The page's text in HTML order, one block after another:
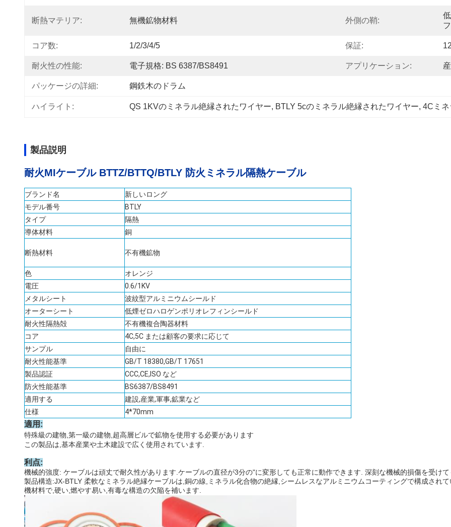
断熱マテリア: 無機鉱物材料 外側の鞘:
コア数: 1/2/3/4/5 保証:
耐火性の性能: 電子規格: BS 6387/BS8491 アプリケーション:
パッケージの詳細: 鋼鉄木のドラム
ハイライト: QS 1KVのミネラル絶縁されたワイヤー, BTLY 5cのミネラル絶縁されたワイヤー, 4Cミ
製品説明
耐火MIケーブル BTTZ/BTTQ/BTLY 防火ミネラル隔熱ケーブル
ブランド名
新しいロング
モデル番号
BTLY
タイプ
隔熱
導体材料
銅
断熱材料 不有機鉱物
色
オレンジ
電圧
0.6/1KV
メタルシート
波紋型アルミニウムシールド
オーターシート
低煙ゼロハロゲンポリオレフィンシールド
耐火性隔熱殻
不有機複合陶器材料
コア
4C,5C または顧客の要求に応じて
サンプル
自由に
耐火性能基準
GB/T 18380,GB/T 17651
製品認証
CCC,CE,ISO など
防火性能基準
BS6387/BS8491
適用する
建設,産業,軍事,鉱業など
仕様
4*70mm
適用:
特殊級の建物,第一級の建物,超高層ビルで鉱物を使用する必要があります
この製品は,基本産業や土木建設で広く使用されています.
利点:
機械的強度: ケーブルは頑丈で耐久性があります.ケーブルの直径が3分の"に変形しても正常に動作できます. 深刻な機械的損傷を受け
製品構造:JX-BTLY 柔軟なミネラル絶縁ケーブルは,銅の線,ミネラル化合物の絶縁,シームレスなアルミニウムコーティングで構成され
機材料で,硬い,燃やす易い,有毒な構造の欠陥を補います.